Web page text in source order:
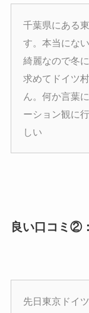
千葉県にある
す。本当にな
綺麗なので冬
求めてドイツ
ん。何か言葉
ーション観に
しい
良い口コミ②
先日東京ドイ